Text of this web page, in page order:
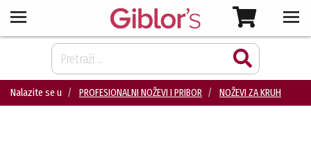
Nalazite se u PROFESIONALNI NOŽEVI I PRIBOR NOŽEVI ZA KRUH